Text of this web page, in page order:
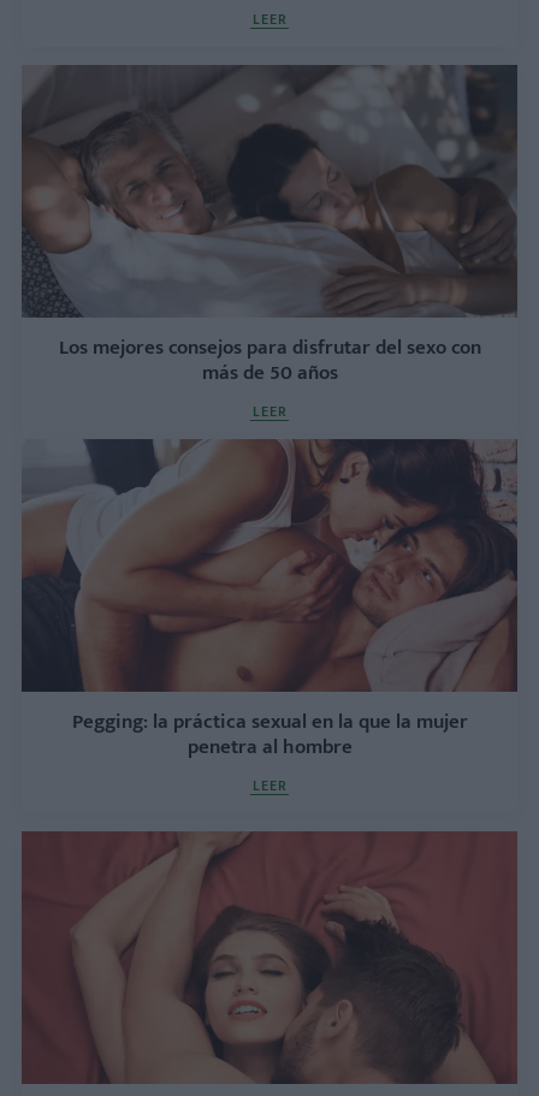
LEER
Los mejores consejos para disfrutar del sexo con
más de 50 años
LEER
Pegging: la práctica sexual en la que la mujer
penetra al hombre
LEER